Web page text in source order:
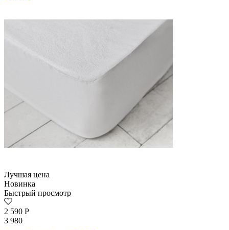
Лучшая цена
Новинка
Быстрый просмотр
2 590 Р
3 980